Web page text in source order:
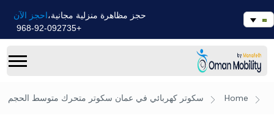
حجز مظاهرة منزلية مجانية،احجز الآن
+968-92-092735
Home سكوتر كهربائي في عمان سكوتر متحرك متوسط ​​الحجم